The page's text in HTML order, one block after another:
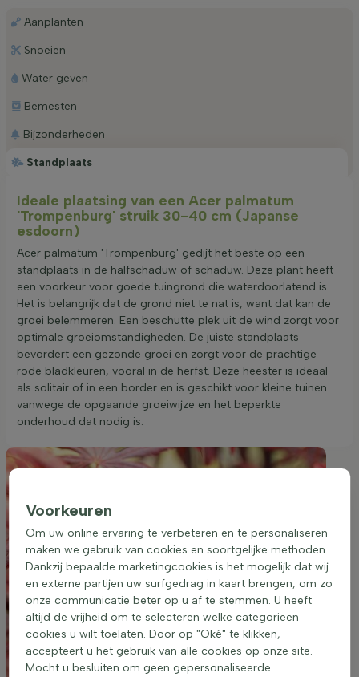
Standplaats
Aanplanten
Snoeien
Water geven
Bemesten
Bijzonderheden
Ideale plaatsing van een Acer palmatum
'Trompenburg' struik 30-40 cm (Japanse
esdoorn)
Acer palmatum 'Trompenburg' gedijt het beste op een
standplaats in de halfschaduw of schaduw. Deze plant heeft
een voorkeur voor goede tuingrond die waterdoorlatend is.
Het is belangrijk dat de grond niet te nat is, want dat kan de
groei belemmeren. Een beschutte plek uit de wind zorgt voor
optimale groeiomstandigheden. De juiste standplaats
bevordert een gezonde groei en zorgt voor de prachtige
rode bladkleuren, vooral in de herfst. Deze heester is ideaal
als solitair of in een border en is geschikt voor kleine tuinen
vanwege de opgaande groeiwijze en het beperkte
onderhoud dat nodig is.
Voorkeuren
Om uw online ervaring te verbeteren en te personaliseren
maken we gebruik van cookies en soortgelijke methoden.
Dankzij bepaalde marketingcookies is het mogelijk dat wij
en externe partijen uw surfgedrag in kaart brengen, om zo
onze communicatie beter op u af te stemmen. U heeft
altijd de vrijheid om te selecteren welke categorieën
cookies u wilt toelaten. Door op "Oké" te klikken,
accepteert u het gebruik van alle cookies op onze site.
Mocht u besluiten om geen gepersonaliseerde